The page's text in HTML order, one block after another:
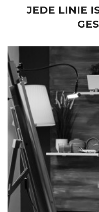
JEDE LINIE